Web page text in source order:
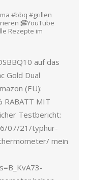
#bbq #grillen
🥓YouTube
Rezepte im